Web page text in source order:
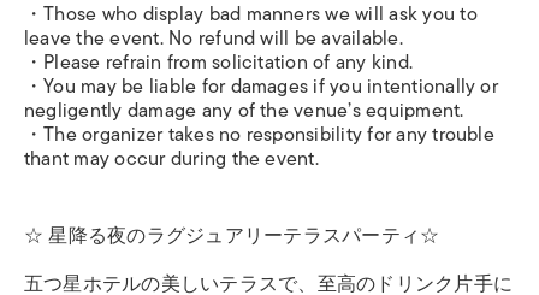
・Those who display bad manners we will ask you to
leave the event. No refund will be available.
・Please refrain from solicitation of any kind.
・You may be liable for damages if you intentionally or
negligently damage any of the venue’s equipment.
・The organizer takes no responsibility for any trouble
thant may occur during the event.
☆ 星降る夜のラグジュアリーテラスパーティ☆
五つ星ホテルの美しいテラスで、至高のドリンク片手に